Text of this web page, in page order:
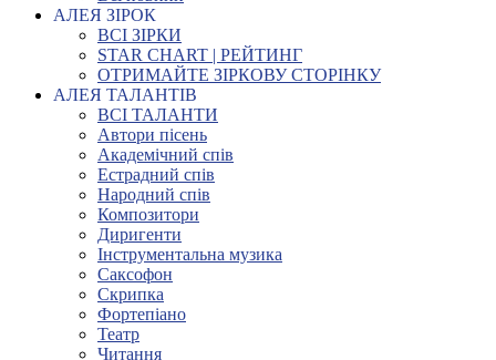
АЛЕЯ ЗІРОК
ВСІ ЗІРКИ
STAR CHART | РЕЙТИНГ
ОТРИМАЙТЕ ЗІРКОВУ СТОРІНКУ
АЛЕЯ ТАЛАНТІВ
ВСІ ТАЛАНТИ
Автори пісень
Академічний спів
Естрадний спів
Народний спів
Композитори
Диригенти
Інструментальна музика
Саксофон
Скрипка
Фортепіано
Театр
Читання